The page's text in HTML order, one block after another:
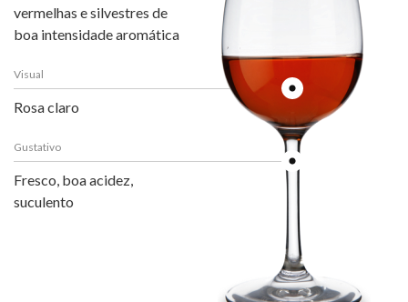
vermelhas e silvestres de
boa intensidade aromática
Visual
Rosa claro
Gustativo
Fresco, boa acidez,
suculento